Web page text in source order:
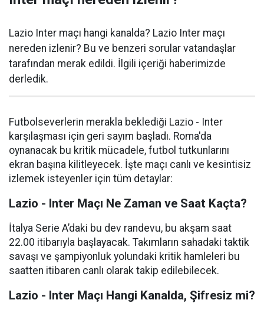
Lazio Inter maçı hangi kanalda? Lazio Inter maçı
nereden izlenir? Bu ve benzeri sorular vatandaşlar
tarafından merak edildi. İlgili içeriği haberimizde
derledik.
Futbolseverlerin merakla beklediği Lazio - Inter
karşılaşması için geri sayım başladı. Roma'da
oynanacak bu kritik mücadele, futbol tutkunlarını
ekran başına kilitleyecek. İşte maçı canlı ve kesintisiz
izlemek isteyenler için tüm detaylar:
Lazio - Inter Maçı Ne Zaman ve Saat Kaçta?
İtalya Serie A’daki bu dev randevu, bu akşam saat
22.00 itibarıyla başlayacak. Takımların sahadaki taktik
savaşı ve şampiyonluk yolundaki kritik hamleleri bu
saatten itibaren canlı olarak takip edilebilecek.
Lazio - Inter Maçı Hangi Kanalda, Şifresiz mi?